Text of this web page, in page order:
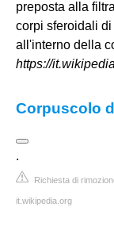
preposta alla
corpi sferoidali
all'interno della
https://
Corpuscolo
.
Richiesta di
it.wikipedia.org